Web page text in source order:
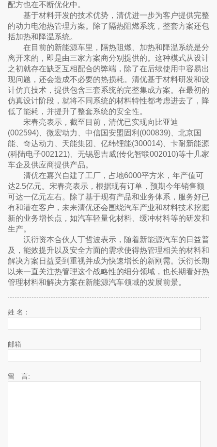
配方也在不断优化中。
基于材料开发的技术优势，清优进一步为客户提供完整
的动力电池热管理方案。除了隔热阻燃系统，整套方案还包
括加热和降温系统。
在目前的新能源车里，隔热阻燃、加热和降温系统是分
离开来的，即是由三家方案商分别提供的。这种模式从设计
之初就存在缺乏互相配合的弊端，除了在后续使用中容易出
现问题，还会造成不必要的热损耗。清优基于材料研发和设
计仿真技术，提供包含三套系统的完整集成方案。在最初的
仿真设计阶段，就将不同系统的材料特性都考虑进去了，降
低了能耗，并提升了整套系统的安全性。
宋春亮表示，截至目前，清优已实现向比亚迪
(002594)、微宏动力、中信国安盟固利(000839)、北京国
能、奇达动力、天能集团、亿纬锂能(300014)、卡耐新能源
(科陆电子002121)、无锡恩吉威(传化智联002010)等十几家
车企及供应商提供产品。
清优在嘉兴自建了工厂，占地6000平方米，年产值可
达2.5亿元。宋春亮表示，根据现有订单，预期今年销售额
可达一亿元左右。除了基于现有产品和业务体系，服务好已
有和潜在客户，未来清优还会围绕汽车产业和材料技术挖掘
新的业务增长点，如汽车轻量化材料、缓冲材料等的研发和
生产。
沃衍资本合伙人丁哲波表示，随着新能源汽车的日益普
及，能效提升以及安全方面的需求使得热管理相关的材料和
解决方案日益受到重视并成为快速增长的新刚需。沃衍长期
以来一直关注热管理这个战略性的细分领域，也长期看好热
管理材料和解决方案在新能源汽车领域的发展前景。
姓 名：
邮箱
留 言: